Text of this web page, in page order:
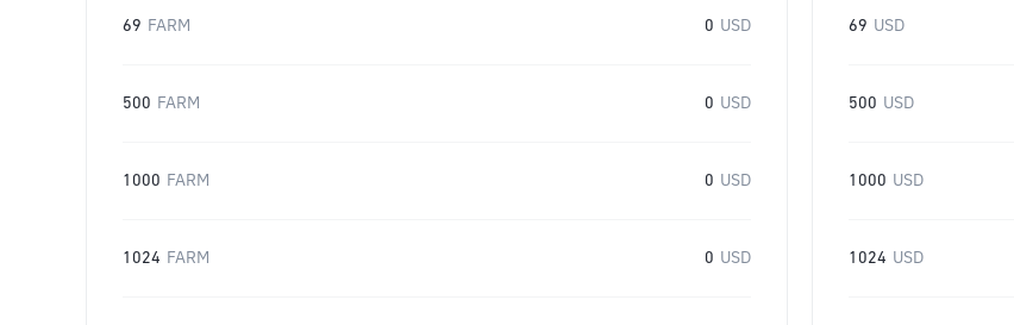
69 FARM 0 USD
500 FARM 0 USD
1000 FARM 0 USD
1024 FARM 0 USD
69 USD
500 USD
1000 USD
1024 USD